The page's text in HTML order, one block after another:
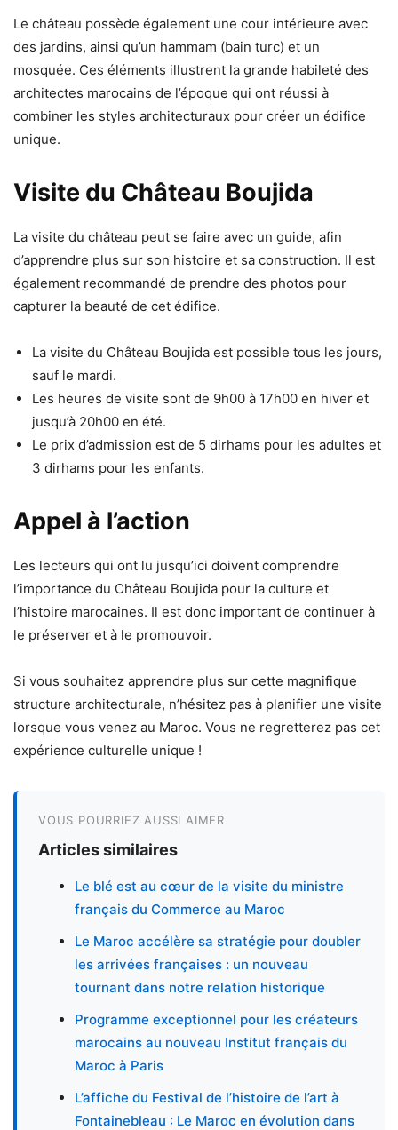
Le château possède également une cour intérieure avec
des jardins, ainsi qu’un hammam (bain turc) et un
mosquée. Ces éléments illustrent la grande habileté des
architectes marocains de l’époque qui ont réussi à
combiner les styles architecturaux pour créer un édifice
unique.
Visite du Château Boujida
La visite du château peut se faire avec un guide, afin
d’apprendre plus sur son histoire et sa construction. Il est
également recommandé de prendre des photos pour
capturer la beauté de cet édifice.
La visite du Château Boujida est possible tous les jours,
sauf le mardi.
Les heures de visite sont de 9h00 à 17h00 en hiver et
jusqu’à 20h00 en été.
Le prix d’admission est de 5 dirhams pour les adultes et
3 dirhams pour les enfants.
Appel à l’action
Les lecteurs qui ont lu jusqu’ici doivent comprendre
l’importance du Château Boujida pour la culture et
l’histoire marocaines. Il est donc important de continuer à
le préserver et à le promouvoir.
Si vous souhaitez apprendre plus sur cette magnifique
structure architecturale, n’hésitez pas à planifier une visite
lorsque vous venez au Maroc. Vous ne regretterez pas cet
expérience culturelle unique !
VOUS POURRIEZ AUSSI AIMER
Articles similaires
Le blé est au cœur de la visite du ministre
français du Commerce au Maroc
Le Maroc accélère sa stratégie pour doubler
les arrivées françaises : un nouveau
tournant dans notre relation historique
Programme exceptionnel pour les créateurs
marocains au nouveau Institut français du
Maroc à Paris
L’affiche du Festival de l’histoire de l’art à
Fontainebleau : Le Maroc en évolution dans